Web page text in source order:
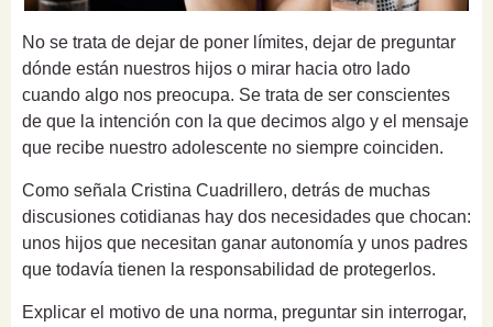
No se trata de dejar de poner límites, dejar de preguntar
dónde están nuestros hijos o mirar hacia otro lado
cuando algo nos preocupa. Se trata de ser conscientes
de que la intención con la que decimos algo y el mensaje
que recibe nuestro adolescente no siempre coinciden.
Como señala Cristina Cuadrillero, detrás de muchas
discusiones cotidianas hay dos necesidades que chocan:
unos hijos que necesitan ganar autonomía y unos padres
que todavía tienen la responsabilidad de protegerlos.
Explicar el motivo de una norma, preguntar sin interrogar,